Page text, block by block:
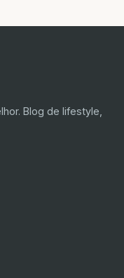
Blog de lifestyle,